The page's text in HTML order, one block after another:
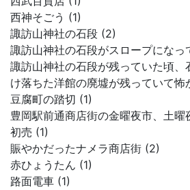
西神そごう (1)
諏訪山神社の石段 (2)
諏訪山神社の石段がスロープになっ
諏訪山神社の石段が残っていた頃、
け落ちた洋館の廃墟が残っていて怖
豆腐町の踏切 (1)
豊岡駅前通商店街の金曜夜市、土
初売 (1)
賑やかだったナメラ商店街 (2)
赤ひょうたん (1)
路面電車 (1)